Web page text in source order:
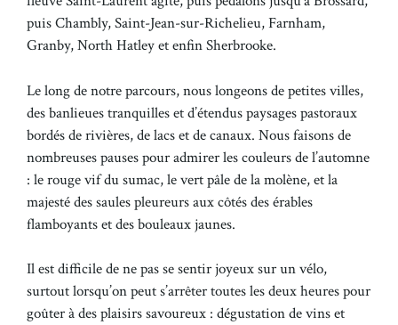
puis Chambly, Saint-Jean-sur-Richelieu, Farnham,
Granby, North Hatley et enfin Sherbrooke.
Le long de notre parcours, nous longeons de petites villes,
des banlieues tranquilles et d’étendus paysages pastoraux
bordés de rivières, de lacs et de canaux. Nous faisons de
nombreuses pauses pour admirer les couleurs de l’automne
: le rouge vif du sumac, le vert pâle de la molène, et la
majesté des saules pleureurs aux côtés des érables
flamboyants et des bouleaux jaunes.
Il est difficile de ne pas se sentir joyeux sur un vélo,
surtout lorsqu’on peut s’arrêter toutes les deux heures pour
goûter à des plaisirs savoureux : dégustation de vins et